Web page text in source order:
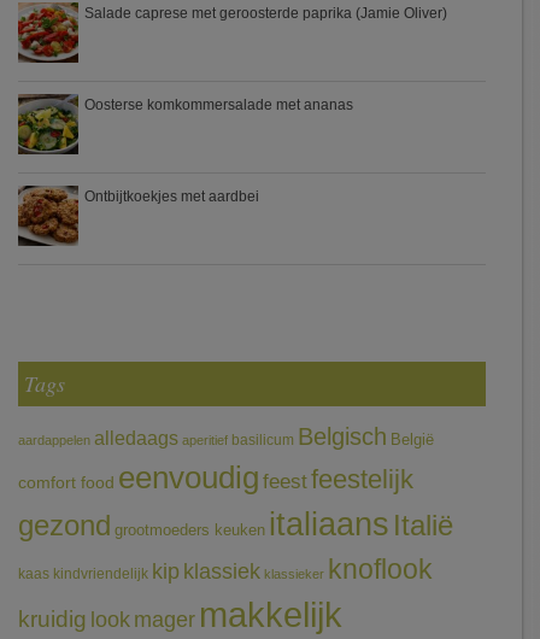
Salade caprese met geroosterde paprika (Jamie Oliver)
Oosterse komkommersalade met ananas
Ontbijtkoekjes met aardbei
Tags
aardappelen alledaags aperitief basilicum Belgisch België
comfort food eenvoudig feestfeestelijk
gezond grootmoeders keuken italiaans Italië
kaas kindvriendelijk kip klassiek klassieker knoflook
kruidig look mager makkelijk